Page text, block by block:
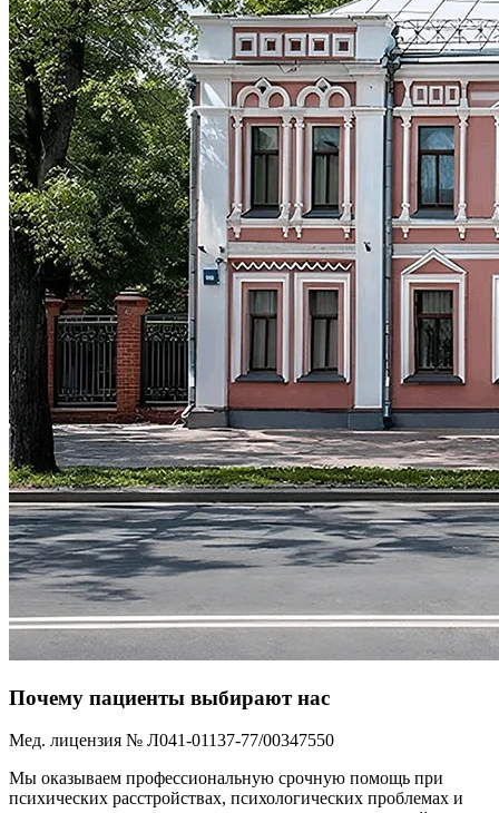
Почему пациенты выбирают нас
Мед. лицензия № Л041-01137-77/00347550
Мы оказываем профессиональную срочную помощь при
психических расстройствах, психологических проблемах и